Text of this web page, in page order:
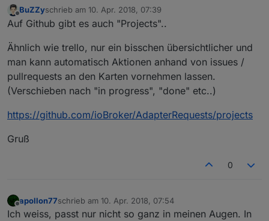
Offline
BuZZyschrieb am 10. Apr. 2018, 07:39
zuletzt editiert von
Auf Github gibt es auch "Projects"..
Ähnlich wie trello, nur ein bisschen übersichtlicher und
man kann automatisch Aktionen anhand von issues /
pullrequests an den Karten vornehmen lassen.
(Verschieben nach "in progress", "done" etc..)
https://github.com/ioBroker/AdapterRequests/projects
Gruß
0
Offline
apollon77schrieb am 10. Apr. 2018, 07:54
zuletzt editiert von
Ich weiss, passt nur nicht so ganz in meinen Augen. In